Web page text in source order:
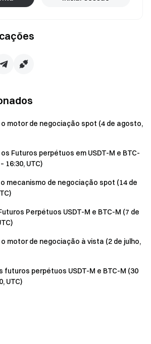
motor de negociação spot (4 de agosto,
Futuros perpétuos em USDT-M e BTC-
16:30, UTC)
mecanismo de negociação spot (14 de
Perpétuos USDT-M e BTC-M (7 de
motor de negociação à vista (2 de julho,
futuros perpétuos USDT-M e BTC-M (30
UTC)